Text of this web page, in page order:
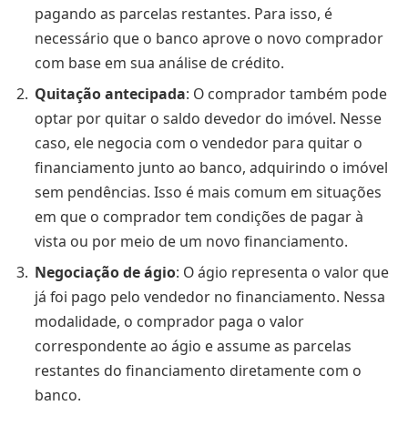
pagando as parcelas restantes. Para isso, é
necessário que o banco aprove o novo comprador
com base em sua análise de crédito.
Quitação antecipada: O comprador também pode
optar por quitar o saldo devedor do imóvel. Nesse
caso, ele negocia com o vendedor para quitar o
financiamento junto ao banco, adquirindo o imóvel
sem pendências. Isso é mais comum em situações
em que o comprador tem condições de pagar à
vista ou por meio de um novo financiamento.
Negociação de ágio: O ágio representa o valor que
já foi pago pelo vendedor no financiamento. Nessa
modalidade, o comprador paga o valor
correspondente ao ágio e assume as parcelas
restantes do financiamento diretamente com o
banco.